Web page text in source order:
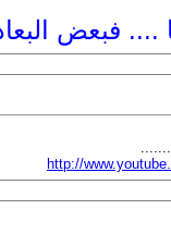
.... فبعض
http://